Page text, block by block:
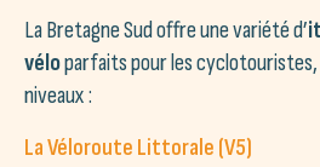
La Bretagne Sud offre une variété d’
véloparfaits pour les cyclotouristes,
niveaux :
La Véloroute Littorale (V5)